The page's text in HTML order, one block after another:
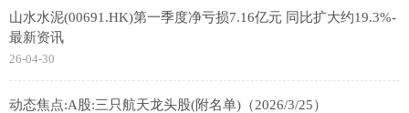
山水水泥(00691.HK)第一季度净亏损7.16亿元 同比扩大约19.3%-
最新资讯
26-04-30
动态焦点:A股:三只航天龙头股(附名单)（2026/3/25）